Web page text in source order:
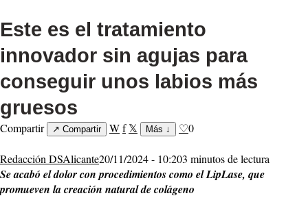
Este es el tratamiento
innovador sin agujas para
conseguir unos labios más
gruesos
Compartir ↗ Compartir Wf 𝕏 Más ↓ ♡0
Redacción DSAlicante20/11/2024 - 10:203 minutos de lectura
Se acabó el dolor con procedimientos como el LipLase, que
promueven la creación natural de colágeno